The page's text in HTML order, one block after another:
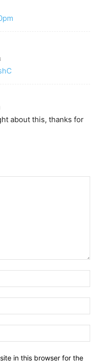
about this, thanks for
in this browser for the